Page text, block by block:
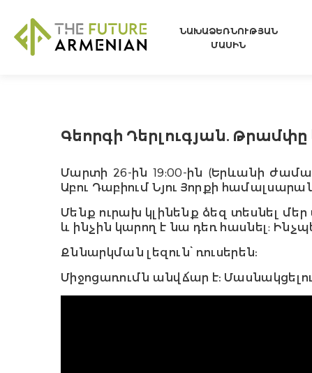
ՆԱԽԱՁԵՌՆՈՒԹՅԱՆ
ՄԱՍԻՆ
Գեորգի Դերլուգյան.
Մարտի 26-ին 19:00-ին (Երևանի
Աբու Դաբիում Նյու Յորքի
Մենք ուրախ կլինենք ձեզ տեսնել
և ինչին կարող է նա դեռ հասնել:
Քննարկման լեզուն՝ ռուսերեն։
Միջոցառումն անվճար է։